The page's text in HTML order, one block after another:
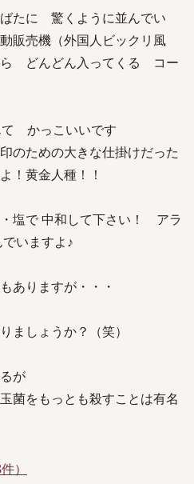
たに 驚くように並んでい
販売機（外国人ビックリ風
んどん入ってくる コー
かっこいいです
のための大きな仕掛けだった
！黄金人種！！
塩で 中和して下さい！ アラ
でいますよ♪
ありますが・・・
りましょうか？（笑）
が
菌をもっとも殺すことは有名
）